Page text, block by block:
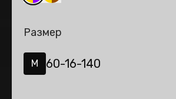
Размер
M 60-16-140